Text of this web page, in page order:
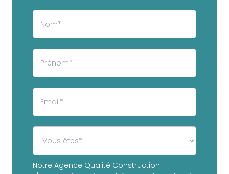
Notre Agence Qualité Construction